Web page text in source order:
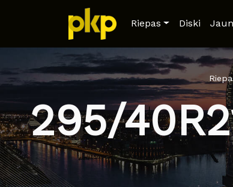
Riepas Diski
295/